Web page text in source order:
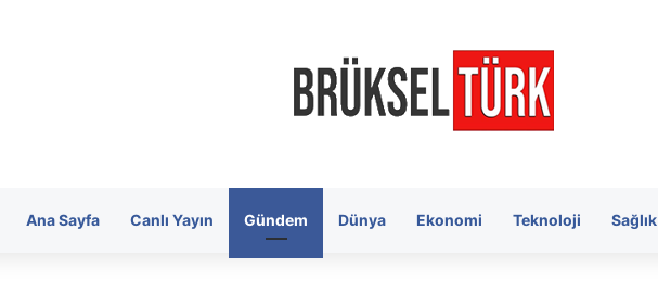
Ana Sayfa Canlı Yayın Gündem Dünya Ekonomi Teknoloji Sağlık